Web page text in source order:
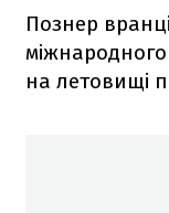
Познер
міжнародного
на летовищі